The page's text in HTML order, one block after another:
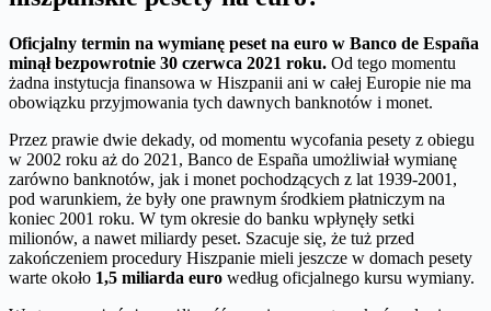
Oficjalny termin na wymianę peset na euro w Banco de España
minął bezpowrotnie 30 czerwca 2021 roku. Od tego momentu
żadna instytucja finansowa w Hiszpanii ani w całej Europie nie ma
obowiązku przyjmowania tych dawnych banknotów i monet.
Przez prawie dwie dekady, od momentu wycofania pesety z obiegu
w 2002 roku aż do 2021, Banco de España umożliwiał wymianę
zarówno banknotów, jak i monet pochodzących z lat 1939-2001,
pod warunkiem, że były one prawnym środkiem płatniczym na
koniec 2001 roku. W tym okresie do banku wpłynęły setki
milionów, a nawet miliardy peset. Szacuje się, że tuż przed
zakończeniem procedury Hiszpanie mieli jeszcze w domach pesety
warte około 1,5 miliarda euro według oficjalnego kursu wymiany.